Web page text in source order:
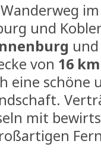
und
von 16 km
eine schöne
mit